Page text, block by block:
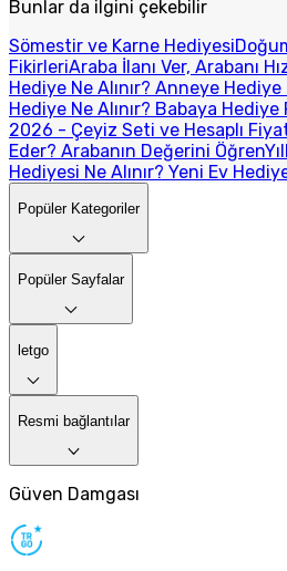
Bunlar da ilgini çekebilir
Sömestir ve Karne Hediyesi
FikirleriAraba İlanı Ver, Arabanı
Hediye Ne Alınır? Anneye
Hediye Ne Alınır? Babaya Hediye
2026 - Çeyiz Seti ve Hesaplı
Eder? Arabanın Değerini Öğren
Hediyesi Ne Alınır? Yeni Ev
Popüler Kategoriler
Popüler Sayfalar
letgo
Resmi bağlantılar
Güven Damgası